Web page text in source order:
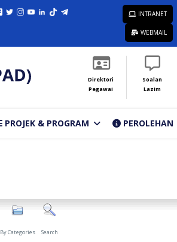
INTRANET
WEBMAIL
Direktori
Pegawai
Soalan
Lazim
PROJEK & PROGRAM PEROLEHAN
By Categories Search